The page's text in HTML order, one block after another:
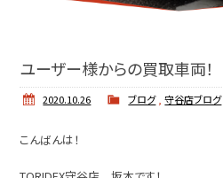
ユーザー様からの買取車両！
2020.10.26 ブログ,守谷店ブログ
こんばんは！